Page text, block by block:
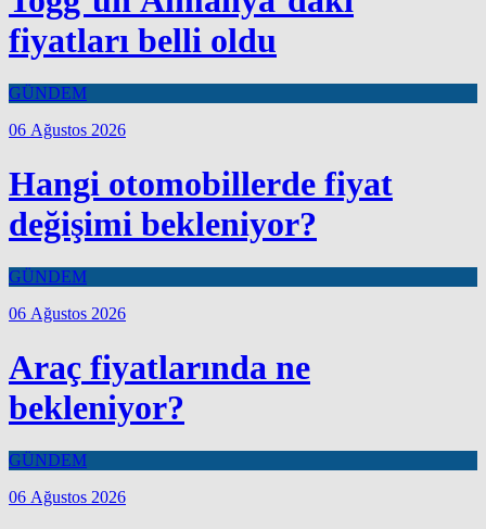
fiyatları belli oldu
GÜNDEM
06 Ağustos 2026
Hangi otomobillerde fiyat
değişimi bekleniyor?
GÜNDEM
06 Ağustos 2026
Araç fiyatlarında ne
bekleniyor?
GÜNDEM
06 Ağustos 2026